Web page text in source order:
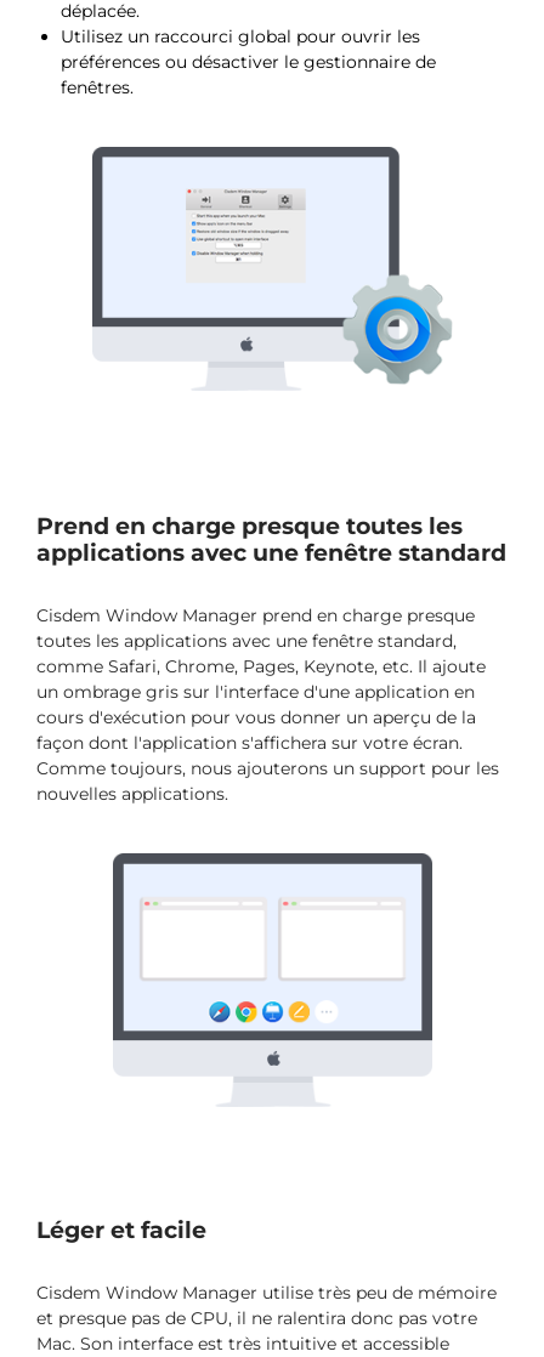
déplacée.
Utilisez un raccourci global pour ouvrir les
préférences ou désactiver le gestionnaire de
fenêtres.
Prend en charge presque toutes les
applications avec une fenêtre standard
Cisdem Window Manager prend en charge presque
toutes les applications avec une fenêtre standard,
comme Safari, Chrome, Pages, Keynote, etc. Il ajoute
un ombrage gris sur l'interface d'une application en
cours d'exécution pour vous donner un aperçu de la
façon dont l'application s'affichera sur votre écran.
Comme toujours, nous ajouterons un support pour les
nouvelles applications.
Léger et facile
Cisdem Window Manager utilise très peu de mémoire
et presque pas de CPU, il ne ralentira donc pas votre
Mac. Son interface est très intuitive et accessible